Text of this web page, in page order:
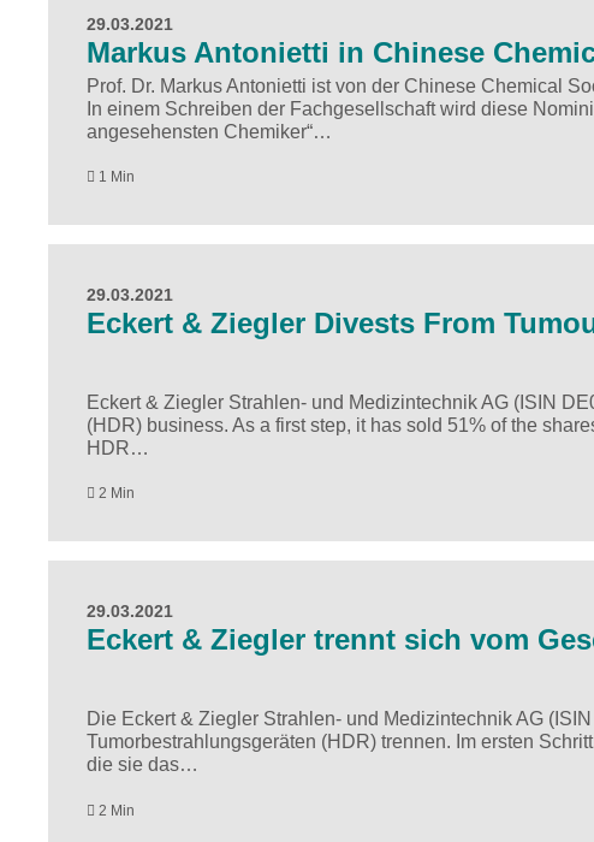
29.03.2021
Markus Antonietti in Chinese
Prof. Dr. Markus Antonietti ist von der Chinese Chemical
In einem Schreiben der Fachgesellschaft wird diese
angesehensten Chemiker“…
1 Min
29.03.2021
​​​​​​​Eckert & Ziegler Divests From
Eckert & Ziegler Strahlen- und Medizintechnik AG (ISIN
(HDR) business. As a first step, it has sold 51% of the
HDR…
2 Min
29.03.2021
Eckert & Ziegler trennt sich vom
Die Eckert & Ziegler Strahlen- und Medizintechnik AG
Tumorbestrahlungsgeräten (HDR) trennen. Im ersten
die sie das…
2 Min